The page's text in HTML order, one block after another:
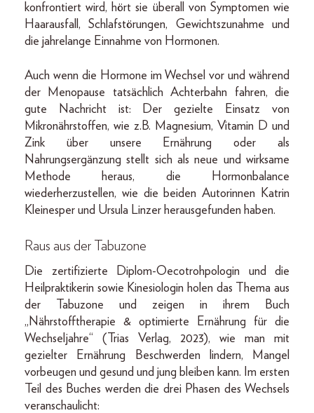
konfrontiert wird, hört sie überall von Symptomen wie
Haarausfall, Schlafstörungen, Gewichtszunahme und
die jahrelange Einnahme von Hormonen.
Auch wenn die Hormone im Wechsel vor und während
der Menopause tatsächlich Achterbahn fahren, die
gute Nachricht ist: Der gezielte Einsatz von
Mikronährstoffen, wie z.B. Magnesium, Vitamin D und
Zink über unsere Ernährung oder als
Nahrungsergänzung stellt sich als neue und wirksame
Methode heraus, die Hormonbalance
wiederherzustellen, wie die beiden Autorinnen Katrin
Kleinesper und Ursula Linzer herausgefunden haben.
Raus aus der Tabuzone
Die zertifizierte Diplom-Oecotrohpologin und die
Heilpraktikerin sowie Kinesiologin holen das Thema aus
der Tabuzone und zeigen in ihrem Buch
„Nährstofftherapie & optimierte Ernährung für die
Wechseljahre“ (Trias Verlag, 2023), wie man mit
gezielter Ernährung Beschwerden lindern, Mangel
vorbeugen und gesund und jung bleiben kann. Im ersten
Teil des Buches werden die drei Phasen des Wechsels
veranschaulicht: